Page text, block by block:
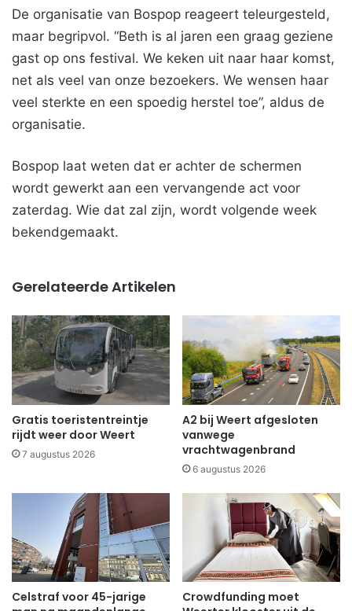
De organisatie van Bospop reageert teleurgesteld,
maar begripvol. “Beth is al jaren een graag geziene
gast op ons festival. We keken uit naar haar komst,
net als veel van onze bezoekers. We wensen haar
veel sterkte en een spoedig herstel toe”, aldus de
organisatie.
Bospop laat weten dat er achter de schermen
wordt gewerkt aan een vervangende act voor
zaterdag. Wie dat zal zijn, wordt volgende week
bekendgemaakt.
Gerelateerde Artikelen
Gratis toeristentreintje
rijdt weer door Weert
7 augustus 2026
A2 bij Weert afgesloten
vanwege
vrachtwagenbrand
6 augustus 2026
Celstraf voor 45-jarige
Crowdfunding moet